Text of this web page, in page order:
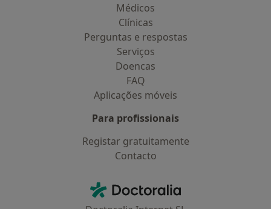
Médicos
Clínicas
Perguntas e respostas
Serviços
Doencas
FAQ
Aplicações móveis
Para profissionais
Registar gratuitamente
Contacto
Doctoralia - Homepage